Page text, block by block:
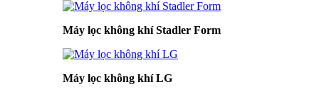
Máy lọc không khí Stadler Form
Máy lọc không khí LG